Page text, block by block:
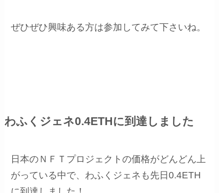
ぜひぜひ興味ある方は参加してみて下さいね。
わふくジェネ0.4ETHに到達しました
日本のＮＦＴプロジェクトの価格がどんどん上
がっている中で、わふくジェネも先日0.4ETH